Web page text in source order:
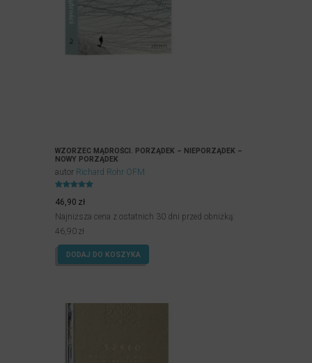
WZORZEC MĄDROŚCI. PORZĄDEK – NIEPORZĄDEK –
NOWY PORZĄDEK
autor Richard Rohr OFM
5.00
na 5.
46,90 zł
Najniższa cena z ostatnich 30 dni przed obniżką:
46,90 zł
DODAJ DO KOSZYKA